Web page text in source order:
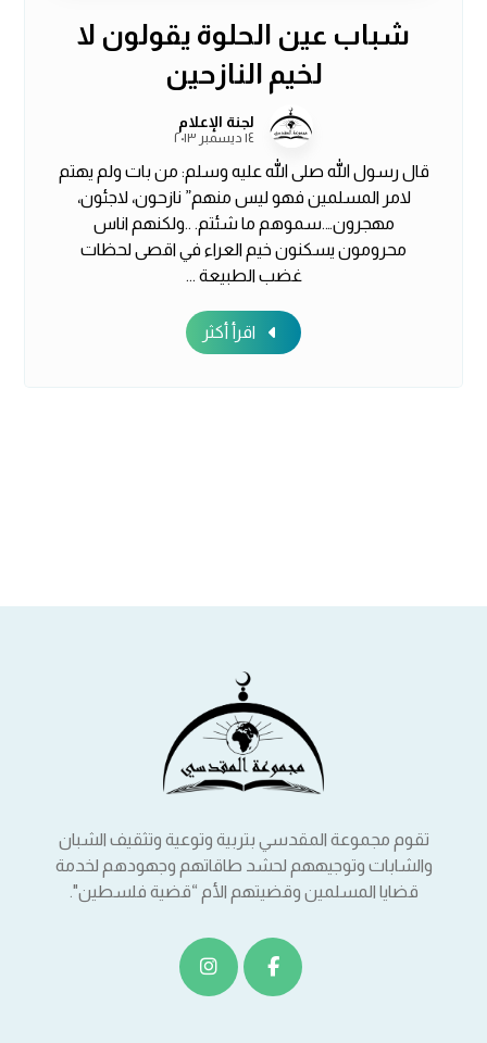
شباب عين الحلوة يقولون لا
لخيم النازحين
لجنة الإعلام
١٤ ديسمبر ٢٠١٣
قال رسول الله صلى الله عليه وسلم: من بات ولم يهتم
ﻻمر المسلمين فهو ليس منهم” نازحون، ﻻجئون،
مهجرون….سموهم ما شئتم. ..ولكنهم اناس
محرومون يسكنون خيم العراء في اقصى لحظات
غضب الطبيعة ...
اقرأ أكثر
تقوم مجموعة المقدسي بتربية وتوعية وتثقيف الشبان
والشابات وتوجيههم لحشد طاقاتهم وجهودهم لخدمة
قضايا المسلمين وقضيتهم الأم “قضية فلسطين".